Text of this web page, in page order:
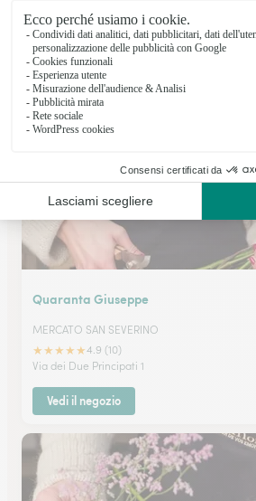
SOLOFRA
★★★★★4.8 (48)
Via Aldo Moro 30
Vedi il negozio
Quaranta Giuseppe
MERCATO SAN SEVERINO
★★★★★4.9 (10)
Via dei Due Principati 1
Vedi il negozio